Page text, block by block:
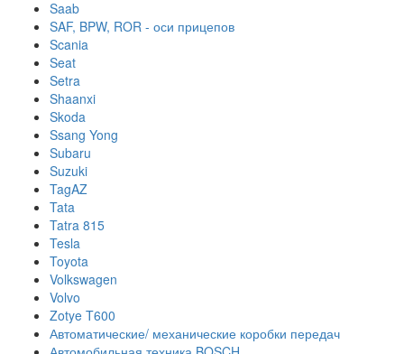
Saab
SAF, BPW, ROR - оси прицепов
Scania
Seat
Setra
Shaanxi
Skoda
Ssang Yong
Subaru
Suzuki
TagAZ
Tata
Tatra 815
Tesla
Toyota
Volkswagen
Volvo
Zotye T600
Автоматические/ механические коробки передач